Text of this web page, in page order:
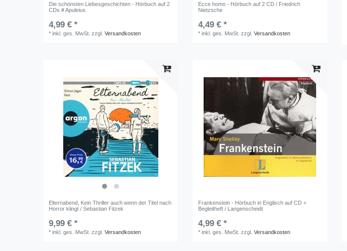
Die schönsten Liebesgeschichten - Hörbuch auf 2
CDs # Apuleius
4,99 € *
*inkl. ges. MwSt. zzgl.Versandkosten
Ecce homo - Hörbuch auf 2 CD / Friedrich
Nietzsche
4,49 € *
*inkl. ges. MwSt. zzgl.Versandkosten
Elternabend, Kein Thriller auch wenn der Titel nach
Horror klingt / Sebastian Fitzek
9,99 € *
*inkl. ges. MwSt. zzgl.Versandkosten
Frankenstein - Hörbuch in Englisch auf CD +
Begleitheft / Langenscheidt
4,99 € *
*inkl. ges. MwSt. zzgl.Versandkosten